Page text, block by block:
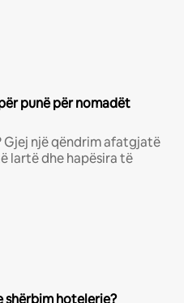
punë për nomadët
Gjej një qëndrim afatgjatë
lartë dhe hapësira të